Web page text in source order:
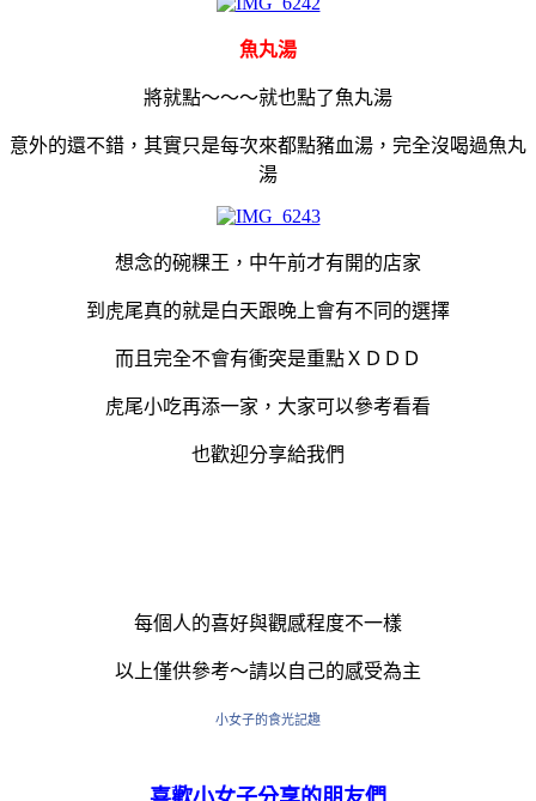
魚丸湯
將就點～～～就也點了魚丸湯
意外的還不錯，其實只是每次來都點豬血湯，完全沒喝過魚丸
湯
想念的碗粿王，中午前才有開的店家
到虎尾真的就是白天跟晚上會有不同的選擇
而且完全不會有衝突是重點ＸＤＤＤ
虎尾小吃再添一家，大家可以參考看看
也歡迎分享給我們
每個人的喜好與觀感程度不一樣
以上僅供參考～請以自己的感受為主
小女子的食光記趣